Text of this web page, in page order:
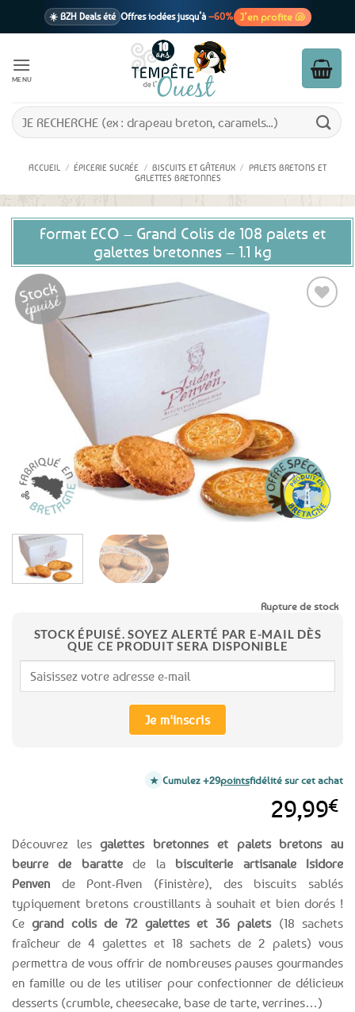
☀️ BZH Deals été Offres iodées jusqu’à –60% J’en profite 🐚
1 cadeau offertdès 39€ d’achats
En point relais dès 3,95€ seulement
MENU
Recherche
pour :
ACCUEIL / ÉPICERIE SUCRÉE / BISCUITS ET GÂTEAUX / PALETS BRETONS ET
GALETTES BRETONNES
Format ECO – Grand Colis de 108 palets et
galettes bretonnes – 1.1 kg
Découvrez lesgalettes bretonnes et palets bretons au
beurre de barattede la biscuiterie artisanale Isidore
Penven de Pont-Aven (Finistère), des biscuits sablés
typiquement bretons croustillants à souhait et bien dorés !
Cegrand colis de 72 galettes et 36 palets(18 sachets
fraîcheur de 4 galettes et 18 sachets de 2 palets) vous
permettra de vous offrir de nombreuses pauses gourmandes
en famille ou de les utiliser pour confectionner de délicieux
desserts (crumble, cheesecake, base de tarte, verrines…)
29,99€
Rupture de stock
STOCK ÉPUISÉ. SOYEZ ALERTÉ PAR E-MAIL DÈS
QUE CE PRODUIT SERA DISPONIBLE
Je m'inscris
Cumulez +29pointsfidélité sur cet achat